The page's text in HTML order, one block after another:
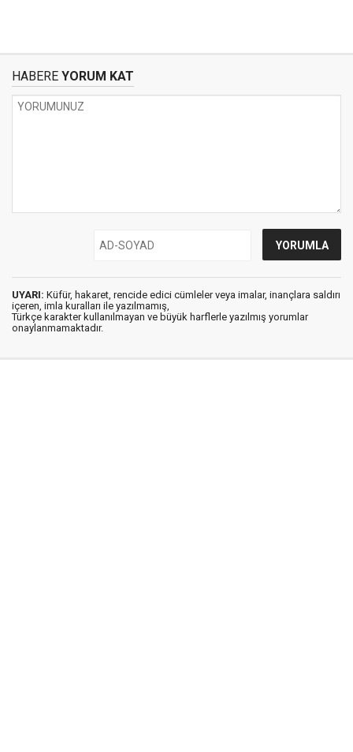
HABERE YORUM KAT
UYARI: Küfür, hakaret, rencide edici cümleler veya imalar, inançlara saldırı
içeren, imla kuralları ile yazılmamış,
Türkçe karakter kullanılmayan ve büyük harflerle yazılmış yorumlar
onaylanmamaktadır.